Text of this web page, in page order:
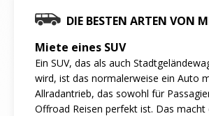
DIE BESTEN ARTEN VON
Miete eines SUV
Ein SUV, das als auch
wird, ist das normalerweise ein Auto
Allradantrieb, das sowohl für
Offroad Reisen perfekt ist. Das macht